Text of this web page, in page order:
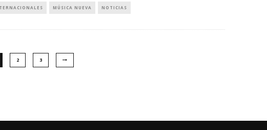
MÚSICA NUEVA NOTICIAS
2 3